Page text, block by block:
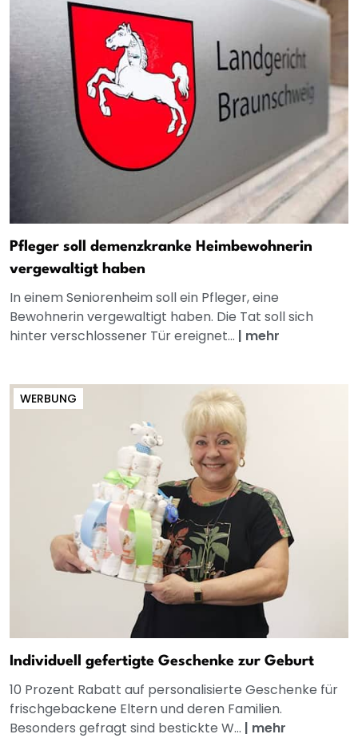
Pfleger soll demenzkranke Heimbewohnerin
vergewaltigt haben
In einem Seniorenheim soll ein Pfleger, eine
Bewohnerin vergewaltigt haben. Die Tat soll sich
hinter verschlossener Tür ereignet... | mehr
WERBUNG
Individuell gefertigte Geschenke zur Geburt
10 Prozent Rabatt auf personalisierte Geschenke für
frischgebackene Eltern und deren Familien.
Besonders gefragt sind bestickte W... | mehr